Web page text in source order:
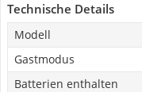
Technische Details
Modell
Gastmodus
Batterien enthalten